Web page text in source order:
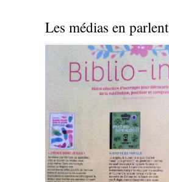
Les médias en parlent